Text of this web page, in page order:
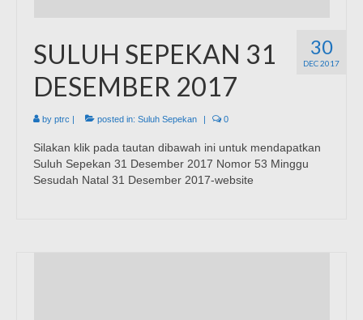
30
DEC 2017
SULUH SEPEKAN 31
DESEMBER 2017
by ptrc | posted in: Suluh Sepekan | 0
Silakan klik pada tautan dibawah ini untuk mendapatkan
Suluh Sepekan 31 Desember 2017 Nomor 53 Minggu
Sesudah Natal 31 Desember 2017-website